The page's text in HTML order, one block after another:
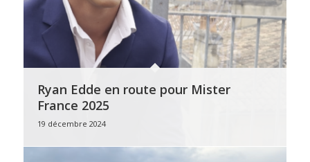
Ryan Edde en route pour Mister
France 2025
19 décembre 2024